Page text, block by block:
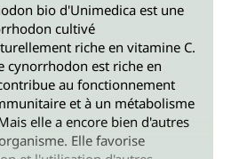
bio d'Unimedica est une
cultivé
riche en vitamine C.
cynorrhodon est riche en
au fonctionnement
et à un métabolisme
elle a encore bien d'autres
Elle favorise